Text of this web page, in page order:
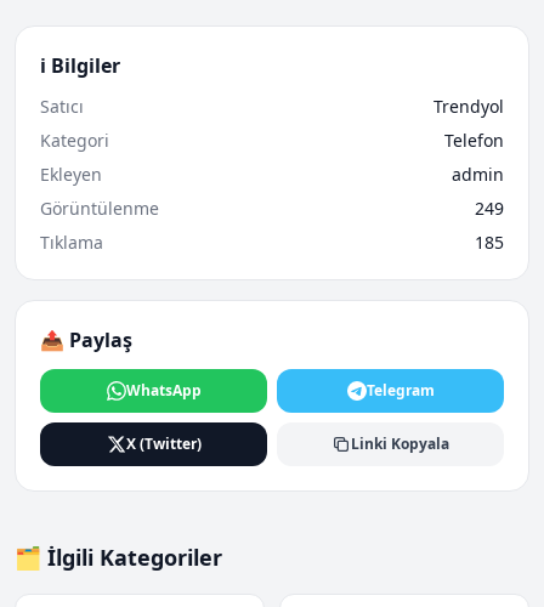
ℹ️ Bilgiler
Satıcı
Trendyol
Kategori
Telefon
Ekleyen
admin
Görüntülenme
249
Tıklama
185
📤 Paylaş
WhatsApp Telegram
X (Twitter) Linki Kopyala
🗂️ İlgili Kategoriler